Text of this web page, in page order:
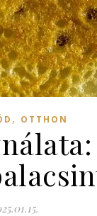
, OTTHON